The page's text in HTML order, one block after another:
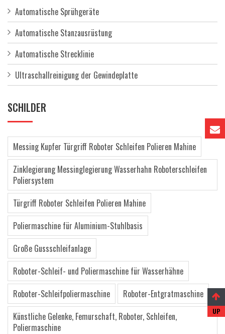
Automatische Sprühgeräte
Automatische Stanzausrüstung
Automatische Strecklinie
Ultraschallreinigung der Gewindeplatte
SCHILDER
Messing Kupfer Türgriff Roboter Schleifen Polieren Mahine
Zinklegierung Messinglegierung Wasserhahn Roboterschleifen
Poliersystem
Türgriff Roboter Schleifen Polieren Mahine
Poliermaschine für Aluminium-Stuhlbasis
Große Gussschleifanlage
Roboter-Schleif- und Poliermaschine für Wasserhähne
Roboter-Schleifpoliermaschine
Roboter-Entgratmaschine
Künstliche Gelenke, Femurschaft, Roboter, Schleifen,
Poliermaschine